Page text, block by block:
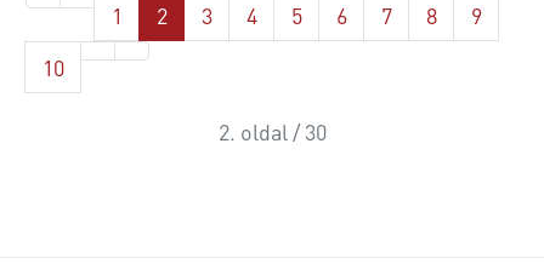
1 2 3 4 5 6 7 8
9
10
2. oldal / 30